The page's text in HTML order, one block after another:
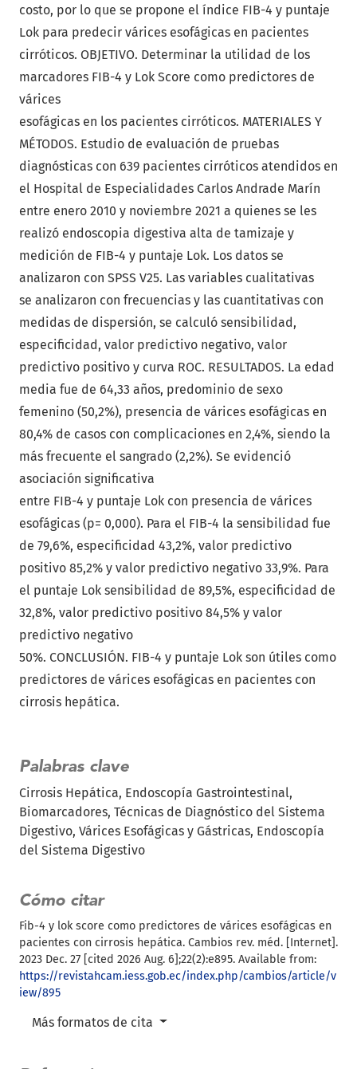
Palabras clave
Cirrosis Hepática Endoscopía Gastrointestinal
Biomarcadores Técnicas de Diagnóstico del Sistema
Digestivo Várices Esofágicas y Gástricas Endoscopía
del Sistema Digestivo
Cómo citar
Fib-4 y lok score como predictores de várices esofágicas en
pacientes con cirrosis hepática. Cambios rev. méd. [Internet].
2023 Dec. 27 [cited 2026 Aug. 6];22(2):e895. Available from:
https://revistahcam.iess.gob.ec/index.php/cambios/article/v
iew/895
Más formatos de cita
costo, por lo que se propone el índice FIB-4 y puntaje
Lok para predecir várices esofágicas en pacientes
cirróticos. OBJETIVO. Determinar la utilidad de los
marcadores FIB-4 y Lok Score como predictores de
várices
esofágicas en los pacientes cirróticos. MATERIALES Y
MÉTODOS. Estudio de evaluación de pruebas
diagnósticas con 639 pacientes cirróticos atendidos en
el Hospital de Especialidades Carlos Andrade Marín
entre enero 2010 y noviembre 2021 a quienes se les
realizó endoscopia digestiva alta de tamizaje y
medición de FIB-4 y puntaje Lok. Los datos se
analizaron con SPSS V25. Las variables cualitativas
se analizaron con frecuencias y las cuantitativas con
medidas de dispersión, se calculó sensibilidad,
especificidad, valor predictivo negativo, valor
predictivo positivo y curva ROC. RESULTADOS. La edad
media fue de 64,33 años, predominio de sexo
femenino (50,2%), presencia de várices esofágicas en
80,4% de casos con complicaciones en 2,4%, siendo la
más frecuente el sangrado (2,2%). Se evidenció
asociación significativa
entre FIB-4 y puntaje Lok con presencia de várices
esofágicas (p= 0,000). Para el FIB-4 la sensibilidad fue
de 79,6%, especificidad 43,2%, valor predictivo
positivo 85,2% y valor predictivo negativo 33,9%. Para
el puntaje Lok sensibilidad de 89,5%, especificidad de
32,8%, valor predictivo positivo 84,5% y valor
predictivo negativo
50%. CONCLUSIÓN. FIB-4 y puntaje Lok son útiles como
predictores de várices esofágicas en pacientes con
cirrosis hepática.